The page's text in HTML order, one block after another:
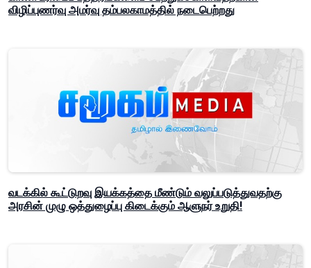
விழிப்புணர்வு அமர்வு தம்பலகாமத்தில் நடைபெற்றது
வடக்கில் கூட்டுறவு இயக்கத்தை மீண்டும் வலுப்படுத்துவதற்கு
அரசின் முழு ஒத்துழைப்பு கிடைக்கும் ஆளுநர் உறுதி!